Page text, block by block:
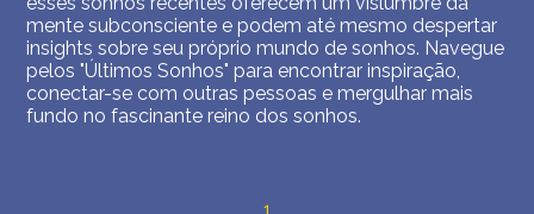
mente subconsciente e podem até mesmo despertar
insights sobre seu próprio mundo de sonhos. Navegue
pelos "Últimos Sonhos" para encontrar inspiração,
conectar-se com outras pessoas e mergulhar mais
fundo no fascinante reino dos sonhos.